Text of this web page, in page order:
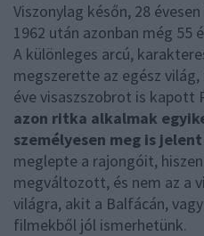
Viszonylag későn, 28
1962 után azonban még 55
A különleges arcú,
megszerette az egész
éve visaszszobrot is kapott
azon ritka alkalmak
személyesen meg is
meglepte a rajongóit,
megváltozott, és nem az a
világra, akit a Balfácán,
filmekből jól ismerhetünk.